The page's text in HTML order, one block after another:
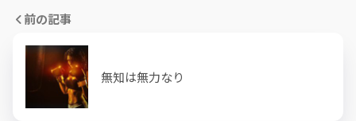
前の記事
無知は無力なり